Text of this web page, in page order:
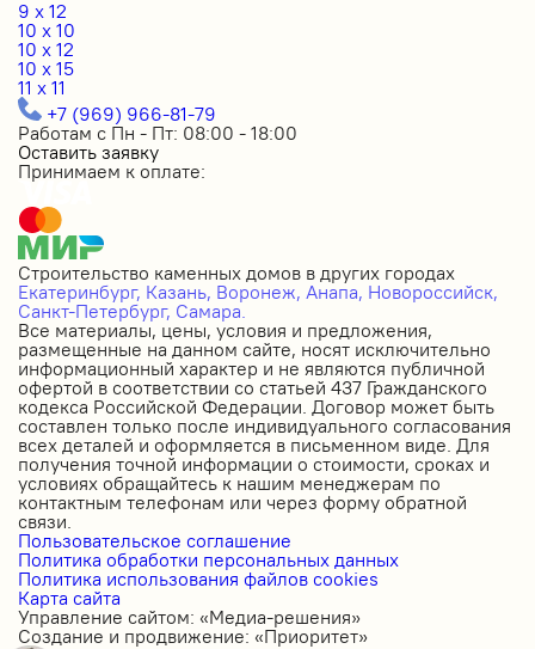
9 x 12
10 x 10
10 x 12
10 x 15
11 x 11
+7 (969) 966-81-79
Работам с Пн - Пт: 08:00 - 18:00
Оставить заявку
Принимаем к оплате:
Строительство каменных домов в других городах
Екатеринбург, Казань, Воронеж, Анапа, Новороссийск,
Санкт-Петербург, Самара.
Все материалы, цены, условия и предложения,
размещенные на данном сайте, носят исключительно
информационный характер и не являются публичной
офертой в соответствии со статьей 437 Гражданского
кодекса Российской Федерации. Договор может быть
составлен только после индивидуального согласования
всех деталей и оформляется в письменном виде. Для
получения точной информации о стоимости, сроках и
условиях обращайтесь к нашим менеджерам по
контактным телефонам или через форму обратной
связи.
Пользовательское соглашение
Политика обработки персональных данных
Политика использования файлов cookies
Карта сайта
Управление сайтом: «Медиа-решения»
Создание и продвижение: «Приоритет»